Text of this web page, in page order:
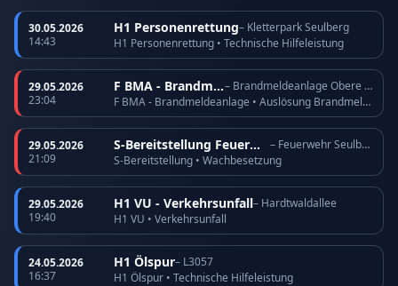
30.05.2026
14:43
H1 Personenrettung– Kletterpark Seulberg
H1 Personenrettung • Technische Hilfeleistung
29.05.2026
23:04
F BMA - Brandmeldeanlage
– Brandmeldeanlage Obere Römerhofstraße
F BMA - Brandmeldeanlage • Auslösung Brandmeldeanlage
29.05.2026
21:09
S-Bereitstellung Feuerwehr
– Feuerwehr Seulberg
S-Bereitstellung • Wachbesetzung
29.05.2026
19:40
H1 VU - Verkehrsunfall– Hardtwaldallee
H1 VU • Verkehrsunfall
24.05.2026
16:37
H1 Ölspur– L3057
H1 Ölspur • Technische Hilfeleistung